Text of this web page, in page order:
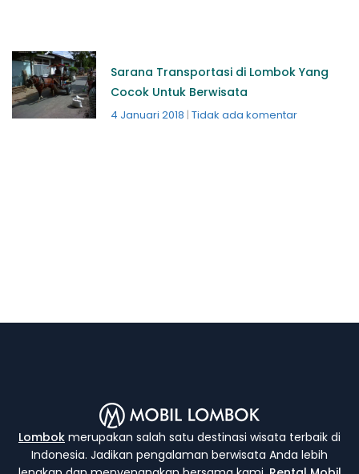
Sarana Transportasi di Lombok Yang
Cocok Untuk Berwisata
4 Januari 2018 Tidak ada komentar
Lombok merupakan salah satu destinasi wisata terbaik di
Indonesia. Jadikan pengalaman berwisata Anda lebih